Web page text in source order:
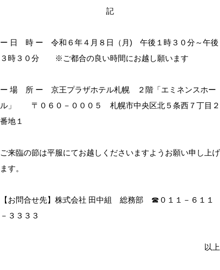
記
ー 日 時 ー 令和６年４月８日（月) 午後１時３０分～午後
３時３０分 ※ご都合の良い時間にお越し願います
ー 場 所 ー 京王プラザホテル札幌 ２階「エミネンスホー
ル」 〒０６０－０００５ 札幌市中央区北５条西７丁目２
番地１
ご来臨の節は平服にてお越しくださいますようお願い申し上げ
ます。
【お問合せ先】株式会社 田中組 総務部 ☎０１１－６１１
－３３３３
以上